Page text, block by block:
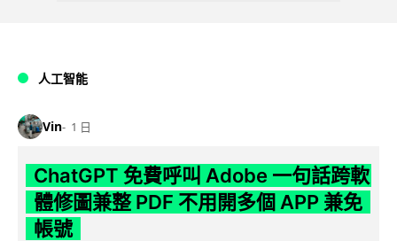
人工智能
Vin 1 日
ChatGPT 免費呼叫 Adobe 一句話跨軟
體修圖兼整 PDF 不用開多個 APP 兼免
帳號